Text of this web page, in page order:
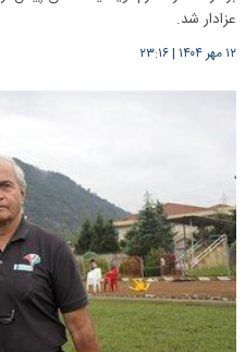
عزادار شد.
۱۲ مهر ۱۴۰۴ |۲۳:۱۶